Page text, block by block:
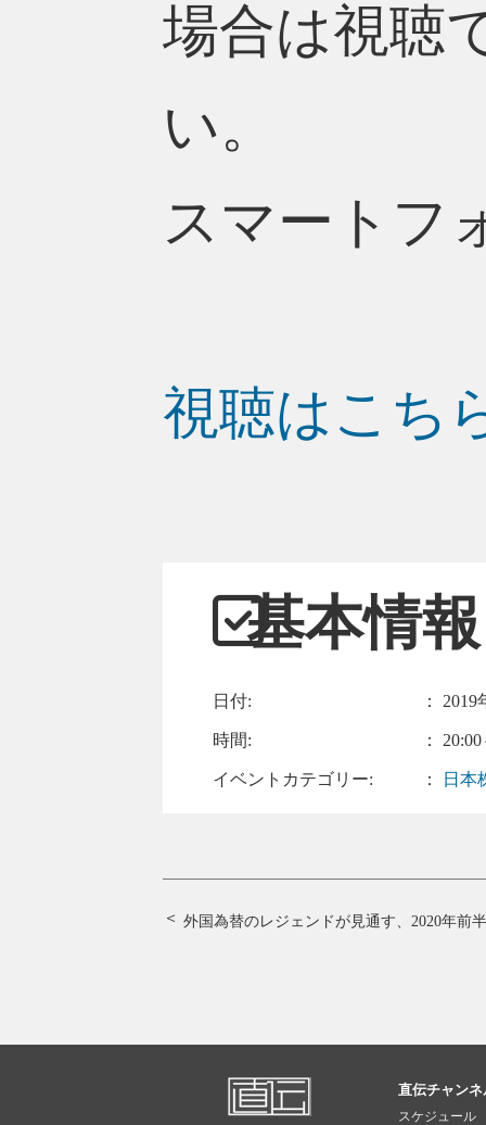
場合は視聴
い。
スマートフ
視聴はこち
基本情報
日付: ： 2019
時間: ：
イベントカテゴリー: ： 日本
直伝チャン
スケジュール